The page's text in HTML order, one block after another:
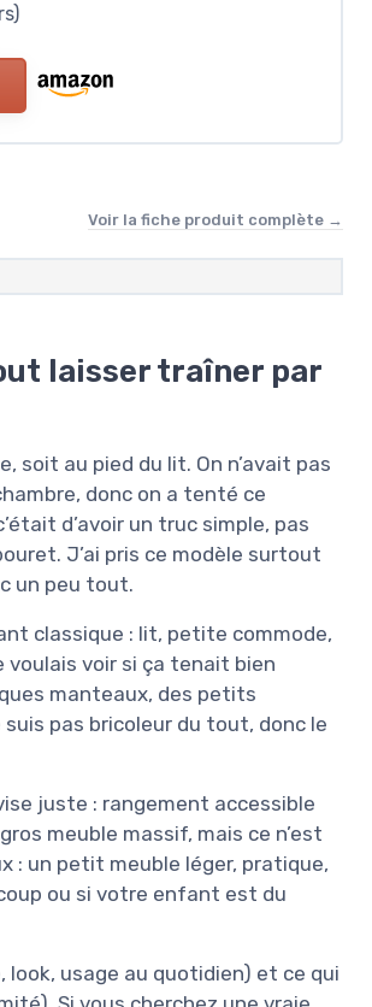
Voir la fiche produit complète →
laisser traîner par
soit au pied du lit. On n’avait pas
donc on a tenté ce
d’avoir un truc simple, pas
J’ai pris ce modèle surtout
un peu tout.
classique : lit, petite commode,
voulais voir si ça tenait bien
manteaux, des petits
pas bricoleur du tout, donc le
juste : rangement accessible
meuble massif, mais ce n’est
: un petit meuble léger, pratique,
ou si votre enfant est du
usage au quotidien) et ce qui